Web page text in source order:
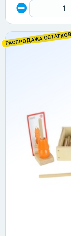
РАСПРОДАЖА